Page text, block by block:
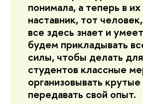
понимала, а теперь в их
наставник, тот
все здесь знает и
будем прикладывать
силы, чтобы делать для
студентов классные
организовывать
передавать свой опыт.